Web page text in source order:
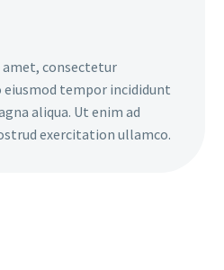
consectetur
eiusmod tempor incididunt
aliqua. Ut enim ad
exercitation ullamco.